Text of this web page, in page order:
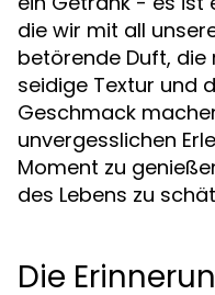
die wir mit all
betörende Duft,
seidige Textur und
Geschmack
unvergesslichen
Moment zu
des Lebens zu
Die